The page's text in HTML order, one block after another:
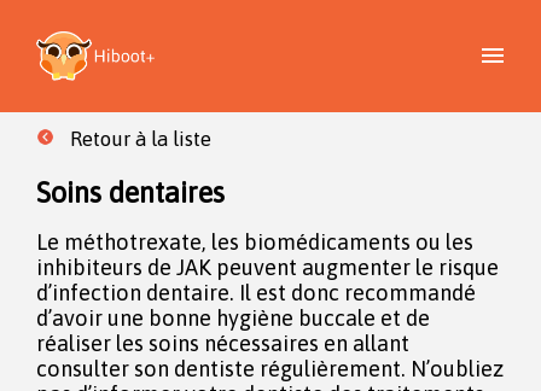
Retour à la liste
Soins dentaires
Le méthotrexate, les biomédicaments ou les
inhibiteurs de JAK peuvent augmenter le risque
d’infection dentaire. Il est donc recommandé
d’avoir une bonne hygiène buccale et de
réaliser les soins nécessaires en allant
consulter son dentiste régulièrement. N’oubliez